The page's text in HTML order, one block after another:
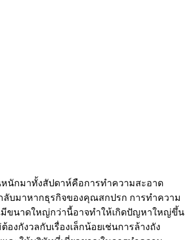
นักมาทั้งสัปดาห์คือการทำความสะอาด
ลับมาหากธุรกิจของคุณสกปรก การทำความ
มีขนาดใหญ่กว่านี้อาจทำให้เกิดปัญหาใหญ่ขึ้น
งกังวลกับเรื่องเล็กน้อยเช่นการล้างถัง